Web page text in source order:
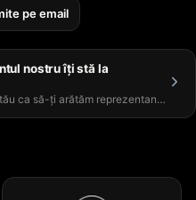
pe email
nostru îți stă la
ca să-ți arătăm reprezentantul